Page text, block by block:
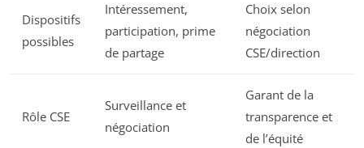
Dispositifs
possibles
Intéressement,
participation, prime
de partage
Choix selon
négociation
CSE/direction
Rôle CSE
Surveillance et
négociation
Garant de la
transparence et
de l’équité